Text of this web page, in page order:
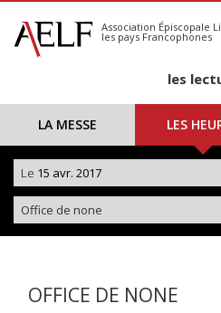
S'abonner
Calendrier
Association Épiscopale
les pays Francophones
les
LA MESSE LES
Le 15 avr. 2017
Office de none
OFFICE DE NONE